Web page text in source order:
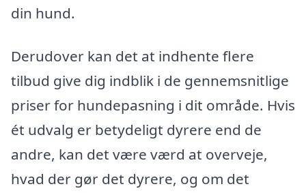
din hund.
Derudover kan det at indhente flere
tilbud give dig indblik i de gennemsnitlige
priser for hundepasning i dit område. Hvis
ét udvalg er betydeligt dyrere end de
andre, kan det være værd at overveje,
hvad der gør det dyrere, og om det